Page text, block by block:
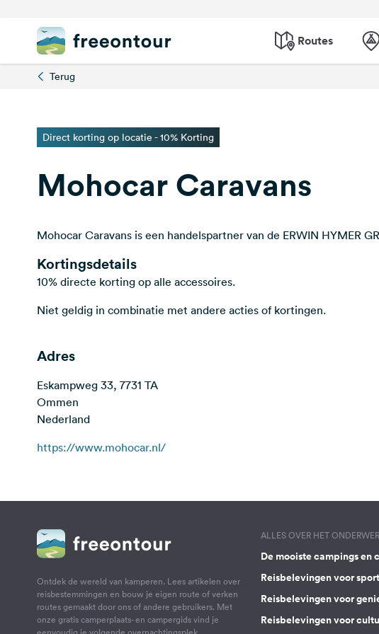
Routes
Terug
Direct korting op locatie - 10% Korting
Mohocar Caravans
Mohocar Caravans is een handelspartner van de ERWIN HYMER
Kortingsdetails
10% directe korting op alle accessoires.
Niet geldig in combinatie met andere acties of kortingen.
Adres
Eskampweg 33, 7731 TA
Ommen
Nederland
https://www.mohocar.nl/
Ontdek de wereld van kamperen. Lees artikelen over
reisbestemmingen en bouw je eigen route of verken
routes gemaakt door ons of andere gebruikers. Met
onze gratis camperplaats- en campergids vind je
ALLES OVER HET
De mooiste campings en
Reisbelevingen voor
Reisbelevingen voor
Reisbelevingen voor